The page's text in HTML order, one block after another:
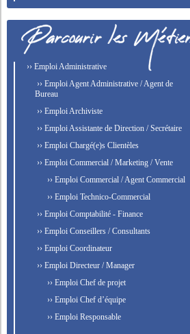
›› Emploi Administrative
›› Emploi Agent Administrative / Agent de
Bureau
›› Emploi Archiviste
›› Emploi Assistante de Direction / Secrétaire
›› Emploi Chargé(e)s Clientèles
›› Emploi Commercial / Marketing / Vente
›› Emploi Commercial / Agent Commercial
›› Emploi Technico-Commercial
›› Emploi Comptabilité - Finance
›› Emploi Conseillers / Consultants
›› Emploi Coordinateur
›› Emploi Directeur / Manager
›› Emploi Chef de projet
›› Emploi Chef d’équipe
›› Emploi Responsable